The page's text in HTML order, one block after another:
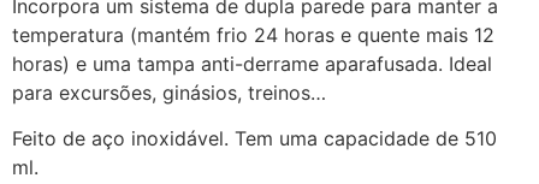
Incorpora um sistema de dupla parede para manter a
temperatura (mantém frio 24 horas e quente mais 12
horas) e uma tampa anti-derrame aparafusada. Ideal
para excursões, ginásios, treinos…
Feito de aço inoxidável. Tem uma capacidade de 510
ml.